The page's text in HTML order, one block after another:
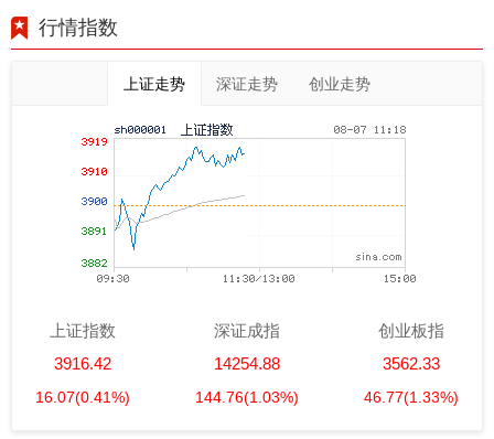
行情指数
上证走势 深证走势 创业走势
上证指数
3916.42
16.07(0.41%)
深证成指
14254.88
144.76(1.03%)
创业板指
3562.33
46.77(1.33%)